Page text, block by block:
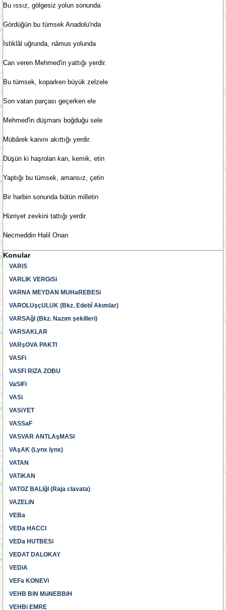
Bu ıssız, gölgesiz yolun sonunda
Gördüğün bu tümsek Anadolu'nda
İstiklâl uğrunda, nâmus yolunda
Can veren Mehmed'in yattığı yerdir.
Bu tümsek, koparken büyük zelzele
Son vatan parçası geçerken ele
Mehmed'in düşmanı boğduğu sele
Mübârek kanını akıttığı yerdir.
Düşün ki haşrolan kan, kemik, etin
Yaptığı bu tümsek, amansız, çetin
Bir harbin sonunda bütün milletin
Hürriyet zevkini tattığı yerdir.
Necmeddin Halil Onan
Konular
VARiS
VARLIK VERGiSi
VARNA MEYDAN MUHaREBESi
VAROLUşçULUK (Bkz. Edebî Akımlar)
VARSAğI (Bkz. Nazım şekilleri)
VARSAKLAR
VARşOVA PAKTI
VASFi
VASFi RIZA ZOBU
VaSIFi
VASi
VASiYET
VASSaF
VASVAR ANTLAşMASI
VAşAK (Lynx lynx)
VATAN
VATiKAN
VATOZ BALIğI (Raja clavata)
VAZELiN
VEBa
VEDa HACCI
VEDa HUTBESi
VEDAT DALOKAY
VEDiA
VEFa KONEVi
VEHB BiN MüNEBBiH
VEHBi EMRE